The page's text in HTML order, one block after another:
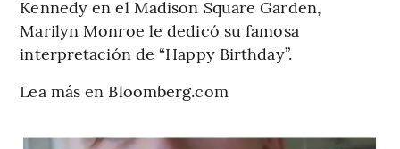
Kennedy en el Madison Square Garden,
Marilyn Monroe le dedicó su famosa
interpretación de “Happy Birthday”.
Lea más en Bloomberg.com